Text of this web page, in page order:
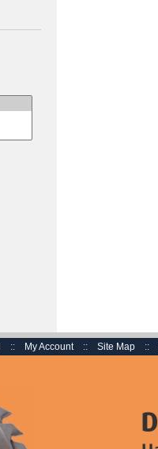
:: My Account :: Site Map ::